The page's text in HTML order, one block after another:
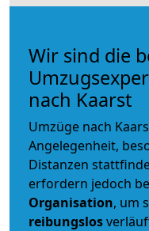
Wir sind die
nach Kaarst
Umzüge nach
Angelegenheit,
Distanzen
erfordern jedoch
Organisation, um
reibungslos